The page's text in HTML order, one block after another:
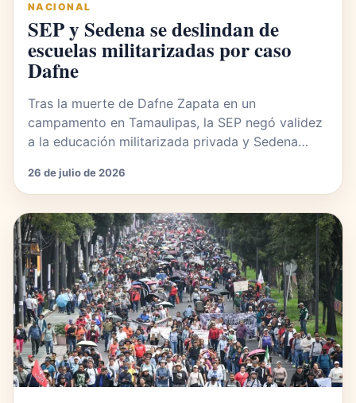
NACIONAL
SEP y Sedena se deslindan de
escuelas militarizadas por caso
Dafne
Tras la muerte de Dafne Zapata en un
campamento en Tamaulipas, la SEP negó validez
a la educación militarizada privada y Sedena…
26 de julio de 2026